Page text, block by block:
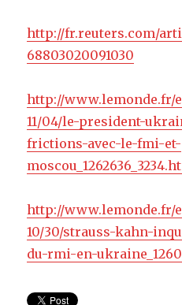
http://fr.reuters.com/
68803020091030
http://www.lemonde.fr/
11/04/le-president-
frictions-avec-le-fmi-et-
http://www.lemonde.fr/
10/30/strauss-kahn-
du-rmi-en-